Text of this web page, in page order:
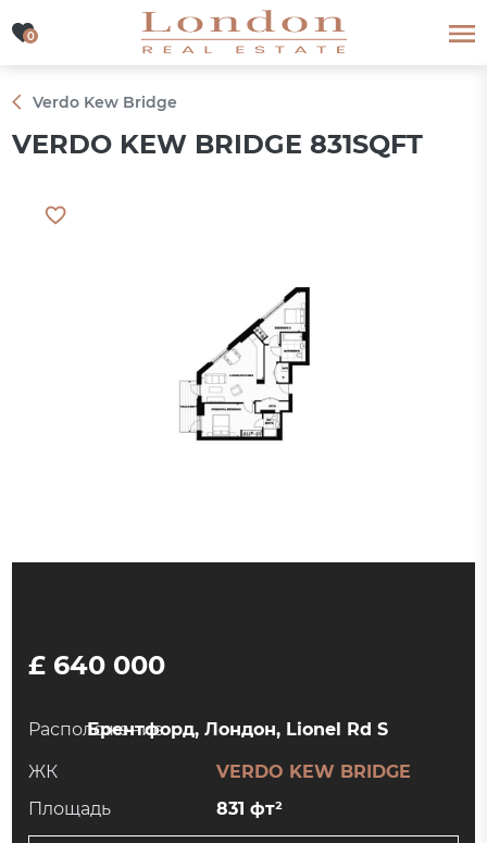
0
0
Verdo Kew Bridge
VERDO KEW BRIDGE 831SQFT
£ 640 000
Расположение:
Брентфорд, Лондон, Lionel Rd S
ЖК
VERDO KEW BRIDGE
Площадь
831 фт²